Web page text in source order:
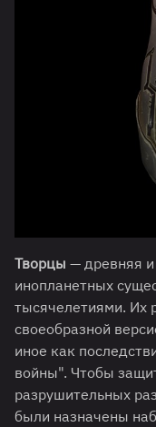
Творцы — древняя
инопланетных
тысячелетиями. Их
своеобразной
иное как
войны". Чтобы
разрушительных
были назначены